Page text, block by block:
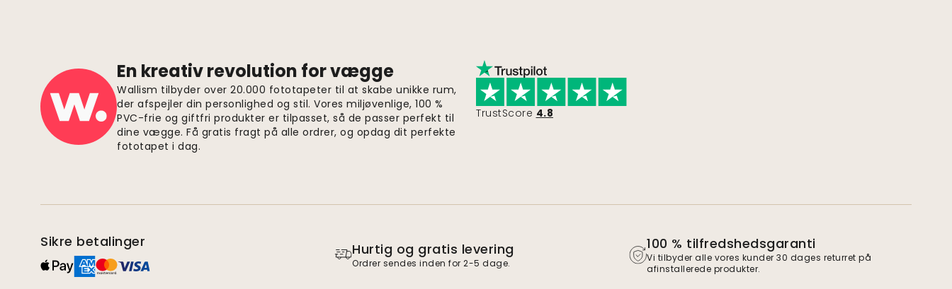
En kreativ revolution for vægge
Wallism tilbyder over 20.000 fototapeter til at skabe unikke rum,
der afspejler din personlighed og stil. Vores miljøvenlige, 100 %
PVC-frie og giftfri produkter er tilpasset, så de passer perfekt til
dine vægge. Få gratis fragt på alle ordrer, og opdag dit perfekte
fototapet i dag.
TrustScore 4.8
Sikre betalinger Hurtig og gratis levering
Ordrer sendes inden for 2-5 dage.
100 % tilfredshedsgaranti
Vi tilbyder alle vores kunder 30 dages returret på
afinstallerede produkter.